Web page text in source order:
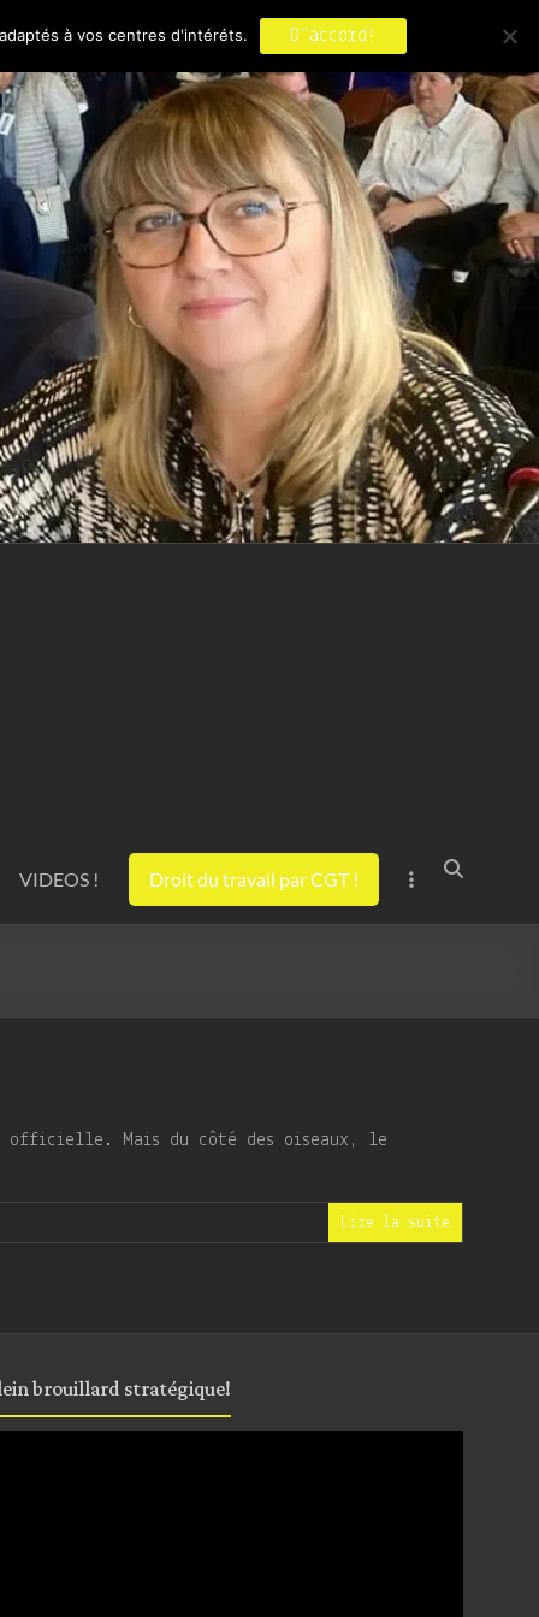
VIDEOS ! Droit du travail par CGT !
officielle. Mais du côté des oiseaux, le
Lire la suite
brouillard stratégique!
à vos centres d'intéréts. D"accord!